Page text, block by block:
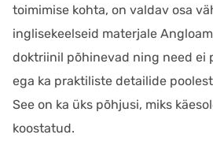
toimimise kohta, on valdav osa
inglisekeelseid materjale
doktriinil põhinevad ning need ei
ega ka praktiliste detailide
See on ka üks põhjusi, miks
koostatud.